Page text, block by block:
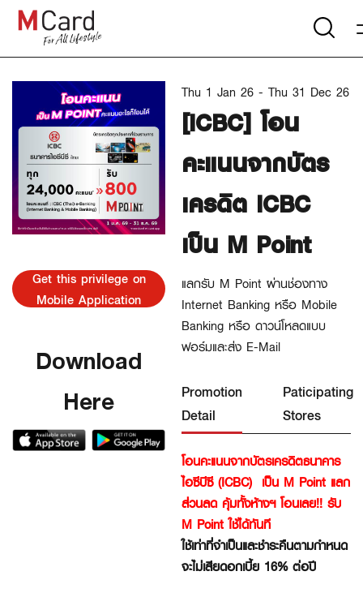
Get this privilege on
Mobile Application
Download
Here
Thu 1 Jan 26 - Thu 31 Dec 26
[ICBC] โอน
คะแนนจากบัตร
เครดิต ICBC
เป็น M Point
แลกรับ M Point ผ่านช่องทาง
Internet Banking หรือ Mobile
Banking หรือ ดาวน์โหลดแบบ
ฟอร์มและส่ง E-Mail
Promotion
Detail
Paticipating
Stores
โอนคะแนนจากบัตรเครดิตธนาคาร
ไอซีบีซี (ICBC) เป็น M Point แลก
ส่วนลด คุ้มทั้งห้างฯ โอนเลย!! รับ
M Point ใช้ได้ทันที
ใช้เท่าที่จำเป็นและชำระคืนตามกำหนด
จะไม่เสียดอกเบี้ย 16% ต่อปี